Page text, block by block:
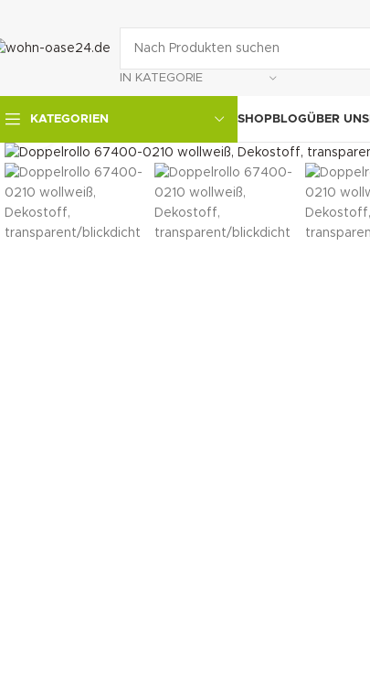
IN KATEGORIE
KATEGORIEN SHOPBLOGÜBER UNS
klicken um zu vergrößern